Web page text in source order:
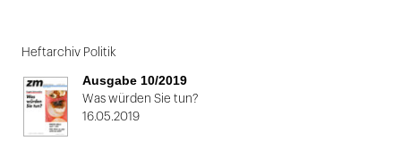
1
von
2
Heftarchiv Politik
Ausgabe 10/2019
Was würden Sie tun?
16.05.2019